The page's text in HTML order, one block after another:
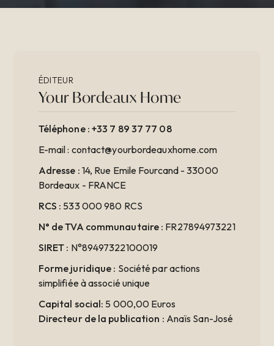
ÉDITEUR
Your Bordeaux Home
Téléphone : +33 7 89 37 77 08
E-mail : contact@yourbordeauxhome.com
Adresse : 14, Rue Emile Fourcand - 33000
Bordeaux - FRANCE
RCS : 533 000 980 RCS
N° de TVA communautaire : FR27894973221
SIRET : N°89497322100019
Forme juridique : Société par actions
simplifiée à associé unique
Capital social: 5 000,00 Euros
Directeur de la publication : Anaïs San-José